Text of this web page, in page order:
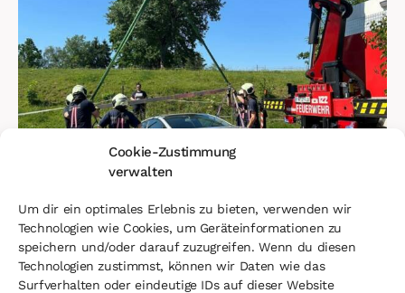
Cookie-Zustimmung
verwalten
Um dir ein optimales Erlebnis zu bieten, verwenden wir
Technologien wie Cookies, um Geräteinformationen zu
speichern und/oder darauf zuzugreifen. Wenn du diesen
Technologien zustimmst, können wir Daten wie das
Surfverhalten oder eindeutige IDs auf dieser Website